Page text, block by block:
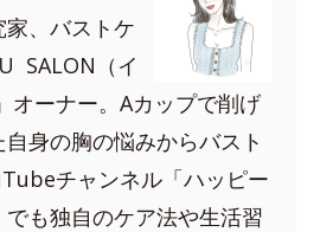
、バストケ
SALON（イ
オーナー。Aカップで削げ
身の胸の悩みからバスト
チャンネル「ハッピー
でも独自のケア法や生活習